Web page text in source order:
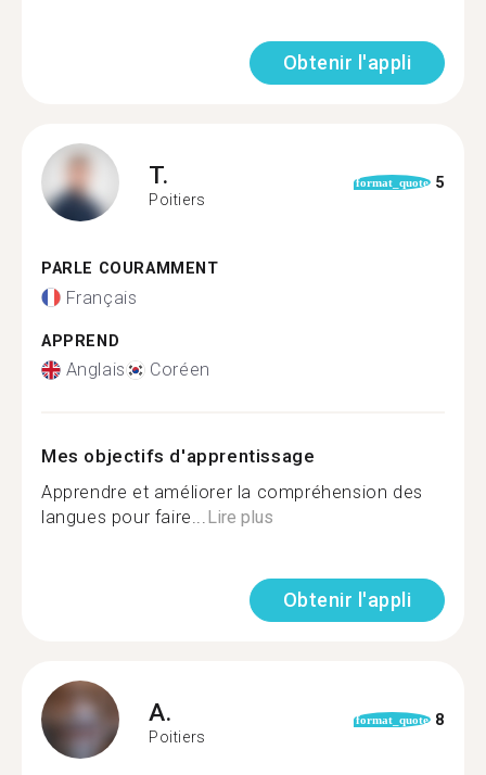
Obtenir l'appli
T.
Poitiers
format_quote 5
PARLE COURAMMENT
Français
APPREND
Anglais Coréen
Mes objectifs d'apprentissage
Apprendre et améliorer la compréhension des
langues pour faire...Lire plus
Obtenir l'appli
A.
Poitiers
format_quote 8